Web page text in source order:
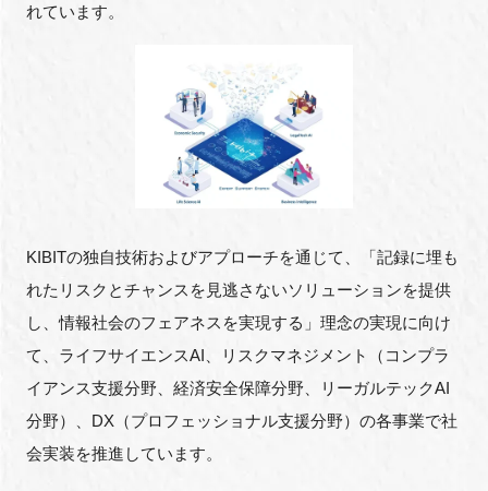
れています。
KIBITの独自技術およびアプローチを通じて、「記録に埋も
れたリスクとチャンスを見逃さないソリューションを提供
し、情報社会のフェアネスを実現する」理念の実現に向け
て、ライフサイエンスAI、リスクマネジメント（コンプラ
イアンス支援分野、経済安全保障分野、リーガルテックAI
分野）、DX（プロフェッショナル支援分野）の各事業で社
会実装を推進しています。